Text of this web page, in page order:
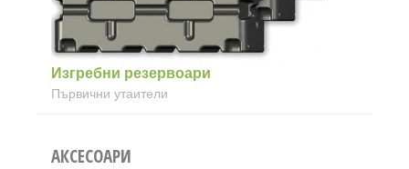
Изгребни резервоари
Първични утаители
АКСЕСОАРИ